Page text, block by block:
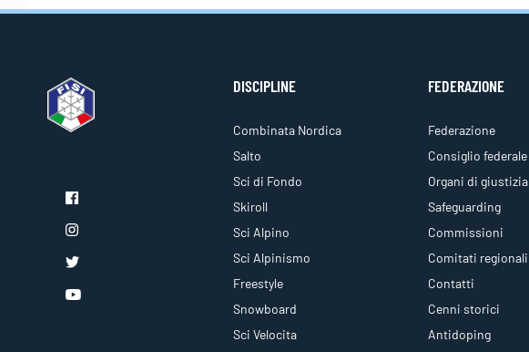
DISCIPLINE
Combinata Nordica
Salto
Sci di Fondo
Skiroll
Sci Alpino
Sci Alpinismo
Freestyle
Snowboard
Sci Velocita
FEDERAZIONE
Federazione
Consiglio federale
Organi di giustizia
Safeguarding
Commissioni
Comitati regionali
Contatti
Cenni storici
Antidoping